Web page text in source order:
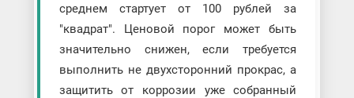
среднем стартует от 100 рублей за
"квадрат". Ценовой порог может быть
значительно снижен, если требуется
выполнить не двухсторонний прокрас, а
защитить от коррозии уже собранный